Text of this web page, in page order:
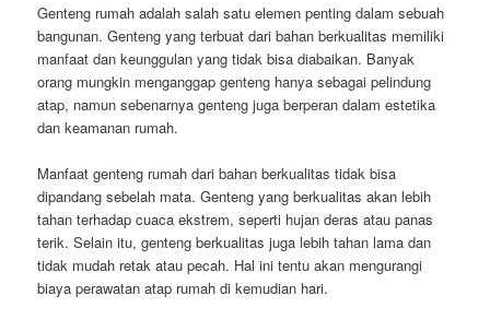
Genteng rumah adalah salah satu elemen penting dalam sebuah
bangunan. Genteng yang terbuat dari bahan berkualitas memiliki
manfaat dan keunggulan yang tidak bisa diabaikan. Banyak
orang mungkin menganggap genteng hanya sebagai pelindung
atap, namun sebenarnya genteng juga berperan dalam estetika
dan keamanan rumah.
Manfaat genteng rumah dari bahan berkualitas tidak bisa
dipandang sebelah mata. Genteng yang berkualitas akan lebih
tahan terhadap cuaca ekstrem, seperti hujan deras atau panas
terik. Selain itu, genteng berkualitas juga lebih tahan lama dan
tidak mudah retak atau pecah. Hal ini tentu akan mengurangi
biaya perawatan atap rumah di kemudian hari.